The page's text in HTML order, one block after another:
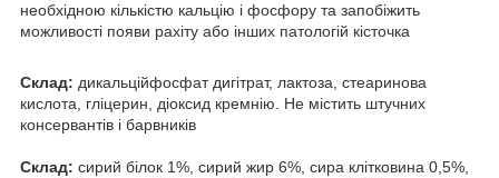
необхідною кількістю кальцію і фосфору та запобіжить
можливості появи рахіту або інших патологій кісточка
Склад: дикальційфосфат дигітрат, лактоза, стеаринова
кислота, гліцерин, діоксид кремнію. Не містить штучних
консервантів і барвників
Склад: сирий білок 1%, сирий жир 6%, сира клітковина 0,5%,